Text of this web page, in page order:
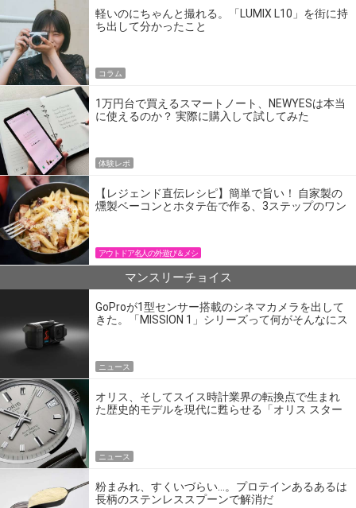
軽いのにちゃんと撮れる。「LUMIX L10」を街に持
ち出して分かったこと
コラム
1万円台で買えるスマートノート、NEWYESは本当
に使えるのか？ 実際に購入して試してみた
体験レポ
【レジェンド直伝レシピ】簡単で旨い！ 自家製の
燻製ベーコンとホタテ缶で作る、3ステップのワン
アウトドア名人の外遊び＆メシ
マンスリーチョイス
GoProが1型センサー搭載のシネマカメラを出して
きた。「MISSION 1」シリーズって何がそんなにス
ニュース
オリス、そしてスイス時計業界の転換点で生まれ
た歴史的モデルを現代に甦らせる「オリス スター
ニュース
粉まみれ、すくいづらい…。プロテインあるあるは
長柄のステンレススプーンで解消だ